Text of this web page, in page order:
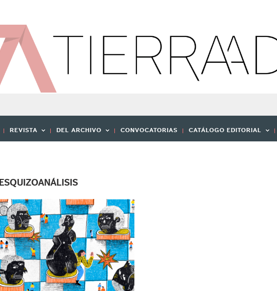
REVISTA DEL ARCHIVO CONVOCATORIAS CATÁLOGO EDITORIAL
ESQUIZOANÁLISIS